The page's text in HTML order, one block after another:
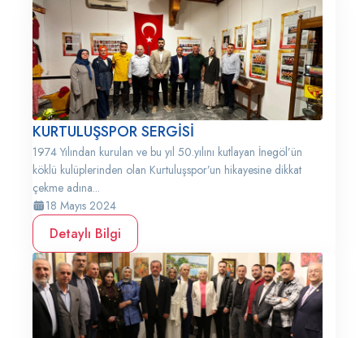
KURTULUŞSPOR SERGİSİ
1974 Yılından kurulan ve bu yıl 50.yılını kutlayan İnegöl’ün
köklü kulüplerinden olan Kurtuluşspor’un hikayesine dikkat
çekme adına...
18 Mayıs 2024
Detaylı Bilgi